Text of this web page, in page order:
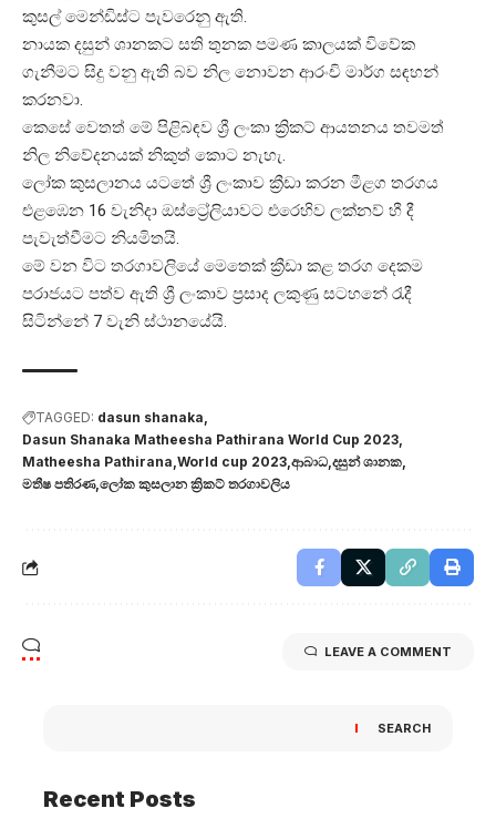
කුසල් මෙන්ඩිස්ට පැවරෙනු ඇති.
නායක දසුන් ශානකට සති තුනක පමණ කාලයක් විවේක
ගැනීමට සිදු වනු ඇති බව නිල නොවන ආරංචි මාර්ග සඳහන්
කරනවා.
කෙසේ වෙතත් මේ පිළිබඳව ශ්‍රී ලංකා ක්‍රිකට් ආයතනය තවමත්
නිල නිවේදනයක් නිකුත් කොට නැහැ.
ලෝක කුසලානය යටතේ ශ්‍රී ලංකාව ක්‍රීඩා කරන මීළග තරගය
එළඹෙන 16 වැනිදා ඔස්ට්‍රේලියාවට එරෙහිව ලක්නව් හී දී
පැවැත්වීමට නියමිතයි.
මේ වන විට තරගාවලියේ මෙතෙක් ක්‍රීඩා කළ තරග දෙකම
පරාජයට පත්ව ඇති ශ්‍රී ලංකාව ප්‍රසාද ලකුණු සටහනේ රැදී
සිටින්නේ 7 වැනි ස්ථානයේයි.
TAGGED: dasun shanaka
Dasun Shanaka Matheesha Pathirana World Cup 2023
Matheesha Pathirana World cup 2023 ආබාධ දසුන් ශානක
මතීෂ පතිරණ ලෝක කුසලාන ක්‍රිකට් තරගාවලිය
LEAVE A COMMENT
SEARCH
Recent Posts